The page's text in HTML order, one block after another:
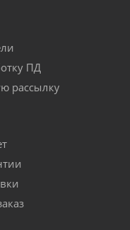
ПД
рассылку